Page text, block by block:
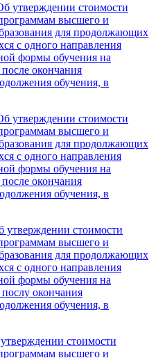
утверждении стоимости
высшего и
для продолжающих
с одного направления
формы обучения на
окончания
обучения, в
утверждении стоимости
высшего и
для продолжающих
с одного направления
формы обучения на
окончания
обучения, в
утверждении стоимости
высшего и
для продолжающих
с одного направления
формы обучения на
окончания
обучения, в
стоимости
высшего и